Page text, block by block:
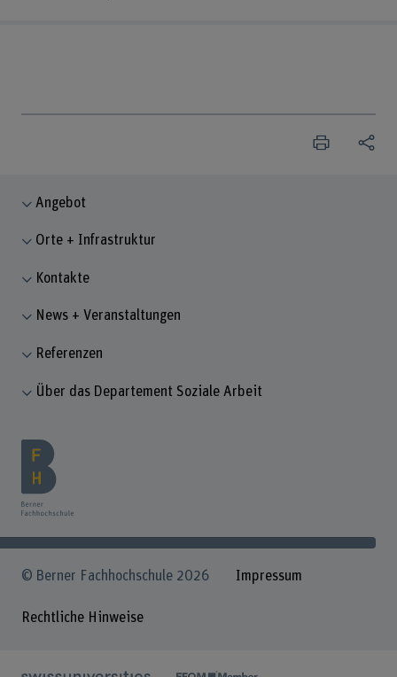
Angebot
Orte + Infrastruktur
Kontakte
News + Veranstaltungen
Referenzen
Über das Departement Soziale Arbeit
© Berner Fachhochschule 2026 Impressum
Rechtliche Hinweise